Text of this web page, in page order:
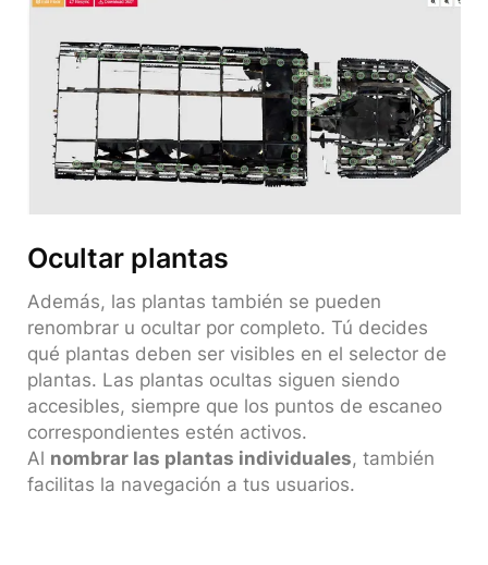
Ocultar plantas
Además, las plantas también se pueden
renombrar u ocultar por completo. Tú decides
qué plantas deben ser visibles en el selector de
plantas. Las plantas ocultas siguen siendo
accesibles, siempre que los puntos de escaneo
correspondientes estén activos.
Al nombrar las plantas individuales, también
facilitas la navegación a tus usuarios.